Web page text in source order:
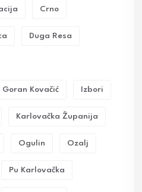
Crno
Duga Resa
Kovačić Izbori
Karlovačka Županija
Ogulin Ozalj
Pu Karlovačka